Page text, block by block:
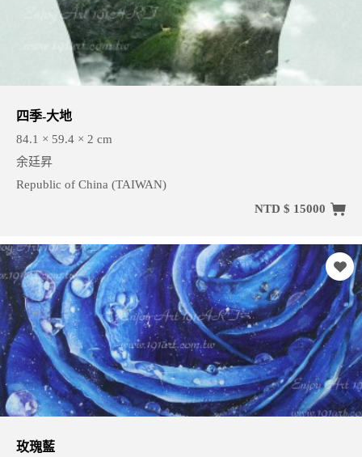
四季-大地
84.1 × 59.4 × 2 cm
余廷昇
Republic of China (TAIWAN)
NTD $ 15000
玫瑰藍